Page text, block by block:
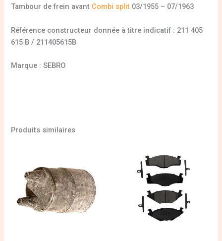
Tambour de frein avant Combi split 03/1955 – 07/1963
Référence constructeur donnée à titre indicatif : 211 405
615 B / 211405615B
Marque : SEBRO
Produits similaires